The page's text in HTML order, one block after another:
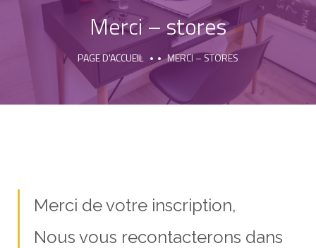
Merci – stores
PAGE D'ACCUEIL MERCI – STORES
Merci de votre inscription,
Nous vous recontacterons dans